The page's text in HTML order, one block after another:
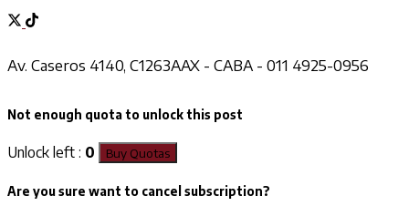
Av. Caseros 4140, C1263AAX - CABA - 011 4925-0956
Not enough quota to unlock this post
Unlock left : 0 Buy Quotas
Are you sure want to cancel subscription?